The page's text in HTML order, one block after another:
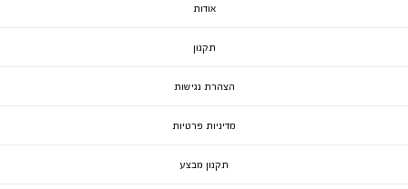
אודות
תקנון
הצהרת נגישות
מדיניות פרטיות
תקנון מבצע